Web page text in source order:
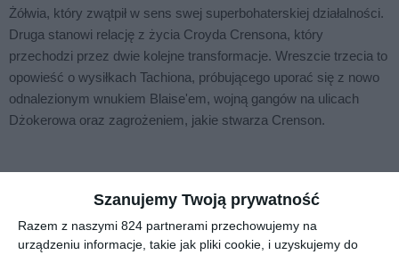
Szanujemy Twoją prywatność
Razem z naszymi 824 partnerami przechowujemy na
urządzeniu informacje, takie jak pliki cookie, i uzyskujemy do
Żółwia, który zwątpił w sens swej superbohaterskiej działalności.
Druga stanowi relację z życia Croyda Crensona, który
przechodzi przez dwie kolejne transformacje. Wreszcie trzecia to
opowieść o wysiłkach Tachiona, próbującego uporać się z nowo
odnalezionym wnukiem Blaise'em, wojną gangów na ulicach
Dżokerowa oraz zagrożeniem, jakie stwarza Crenson.